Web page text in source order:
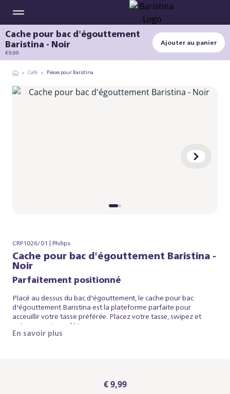
Cache pour bac d'égouttement
Baristina - Noir
€ 9,99
Ajouter au panier
Café Pièces pour Baristina
CRP1026/01 | Philips
Cache pour bac d'égouttement Baristina -
Noir
Parfaitement positionné
Placé au dessus du bac d'égouttement, le cache pour bac
d'égouttement Baristina est la plateforme parfaite pour
acceuillir votre tasse préférée. Placez votre tasse, swipez et
préparez votre café !
En savoir plus
€ 9,99